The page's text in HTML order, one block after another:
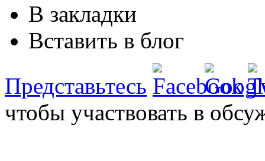
В закладки
Вставить в блог
Представьтесь
чтобы участвовать в